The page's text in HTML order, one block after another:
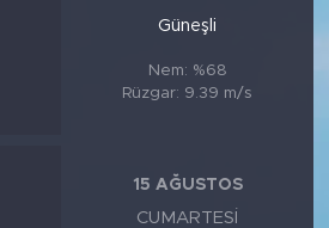
Güneşli
Nem: %68
Rüzgar: 9.39 m/s
15 AĞUSTOS
CUMARTESI